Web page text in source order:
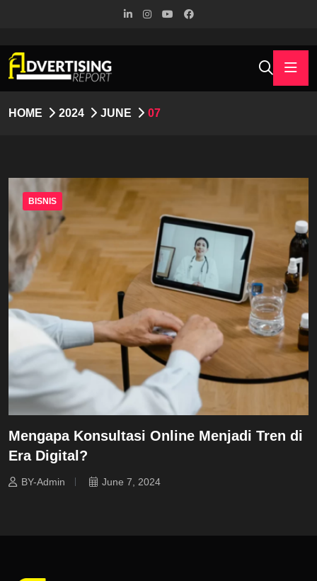
HOME 2024 JUNE 07
BISNIS
Mengapa Konsultasi Online Menjadi Tren di
Era Digital?
BY-Admin June 7, 2024